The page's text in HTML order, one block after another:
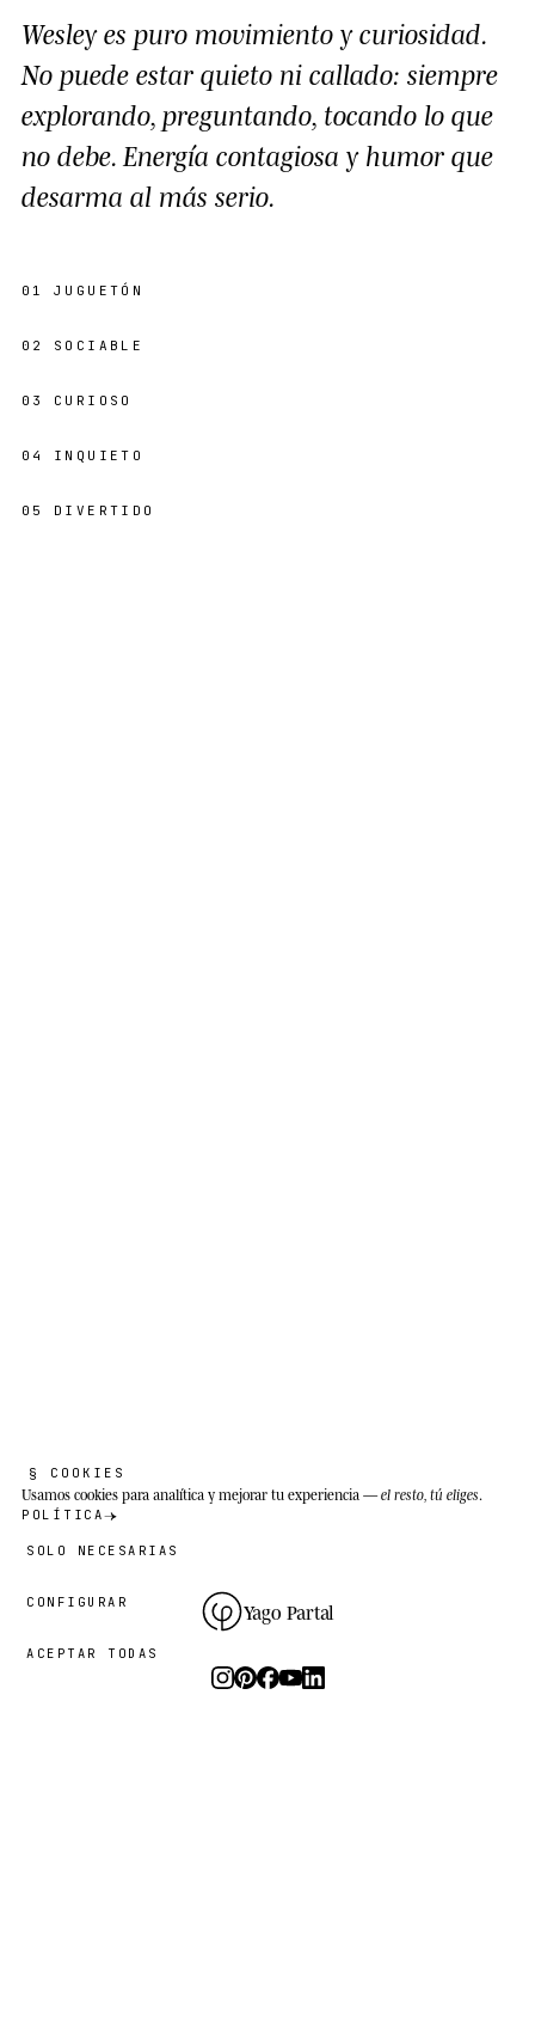
Wesley es puro movimiento y curiosidad.
No puede estar quieto ni callado: siempre
explorando, preguntando, tocando lo que
no debe. Energía contagiosa y humor que
desarma al más serio.
01 JUGUETÓN
02 SOCIABLE
03 CURIOSO
04 INQUIETO
05 DIVERTIDO
Yago Partal
§ COOKIES
Usamos cookiespara analítica y mejorar tu experiencia —el resto, tú eliges.
POLÍTICA
SOLO NECESARIAS
CONFIGURAR
ACEPTAR TODAS